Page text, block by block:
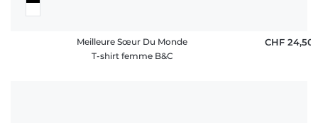
Meilleure Sœur Du Monde
T-shirt femme B&C
CHF 24,50